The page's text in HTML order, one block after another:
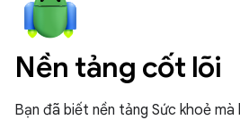
Nền tảng cốt lõi
Bạn đã biết nền tảng Sức khoẻ